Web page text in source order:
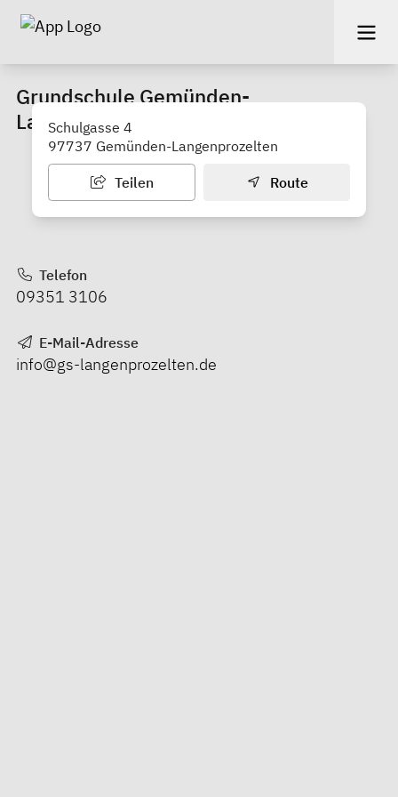
Grundschule Gemünden-
Langenprozelten
Schulgasse 4
97737 Gemünden-Langenprozelten
Teilen Route
Telefon
09351 3106
E-Mail-Adresse
info@gs-langenprozelten.de